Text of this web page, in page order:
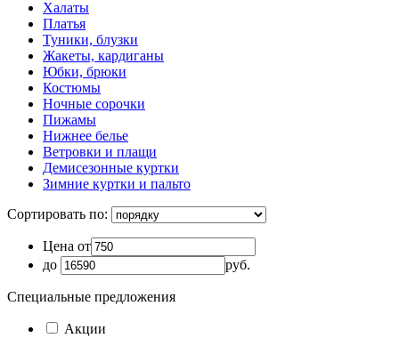
Халаты
Платья
Туники, блузки
Жакеты, кардиганы
Юбки, брюки
Костюмы
Ночные сорочки
Пижамы
Нижнее белье
Ветровки и плащи
Демисезонные куртки
Зимние куртки и пальто
Сортировать по:
Цена от
до
руб.
Специальные предложения
Акции